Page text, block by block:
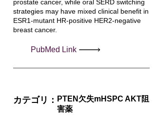
prostate cancer, while oral SERD switching
strategies may have mixed clinical benefit in
ESR1-mutant HR-positive HER2-negative
breast cancer.
PubMed Link
カテゴリ： PTEN欠失mHSPC AKT阻
害薬